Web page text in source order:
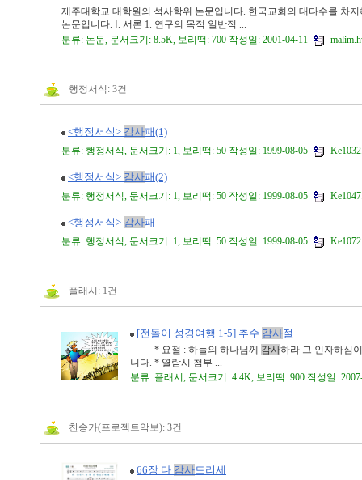
제주대학교 대학원의 석사학위 논문입니다. 한국교회의 대다수를 차
논문입니다. Ⅰ. 서론 1. 연구의 목적 일반적 ...
분류: 논문, 문서크기: 8.5K, 보리떡: 700 작성일: 2001-04-11
행정서식: 3건
<행정서식> 감사패(1)
분류: 행정서식, 문서크기: 1, 보리떡: 50 작성일: 1999-08-05
<행정서식> 감사패(2)
분류: 행정서식, 문서크기: 1, 보리떡: 50 작성일: 1999-08-05
<행정서식> 감사패
분류: 행정서식, 문서크기: 1, 보리떡: 50 작성일: 1999-08-05
플래시: 1건
[전돌이 성경여행 1-5] 추수 감사절
* 요절 : 하늘의 하나님께 감사하라 그 인자하심
니다. * 열람시 첨부 ...
분류: 플래시, 문서크기: 4.4K, 보리떡: 900 작성일:
찬송가(프로젝트악보): 3건
66장 다 감사드리세